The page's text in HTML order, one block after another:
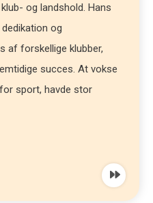
og landshold. Hans
og
af forskellige klubber,
succes. At vokse
sport, havde stor